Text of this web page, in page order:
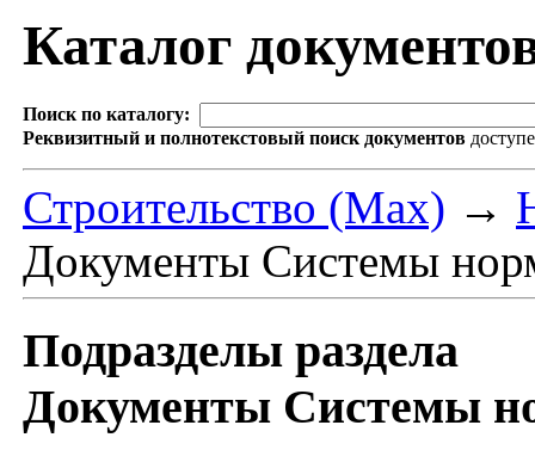
Каталог
Поиск по каталогу:
Реквизитный и полнотекстовый поиск документов
Строительство (Max) →
Документы Системы
Подразделы раздела
Документы Системы